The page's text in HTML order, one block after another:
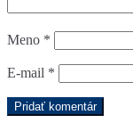
Meno *
E-mail *